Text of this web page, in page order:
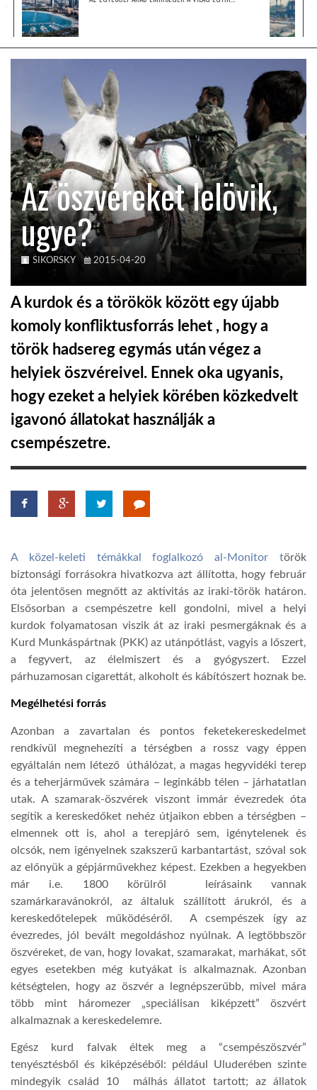
GLOBOTV BP
TROPICALMAGAZIN
GLOBOTV
AFRIKA TUDÁSTÁR
A NAP SZÉPE
LINKTR.EE
GLOBOZSARU
DOBRAVERO.HU
LATIMO.HU
GLOBOBOOK
Az öszvéreket lelövik,
ugye?
SIKORSKY 2015-04-20
A kurdok és a törökök között egy újabb
komoly konfliktusforrás lehet , hogy a
török hadsereg egymás után végez a
helyiek öszvéreivel. Ennek oka ugyanis,
hogy ezeket a helyiek körében közkedvelt
igavonó állatokat használják a
csempészetre.
A közel-keleti témákkal foglalkozó al-Monitor török
biztonsági forrásokra hivatkozva azt állította, hogy február
óta jelentősen megnőtt az aktivitás az iraki-török határon.
Elsősorban a csempészetre kell gondolni, mivel a helyi
kurdok folyamatosan viszik át az iraki pesmergáknak és a
Kurd Munkáspártnak (PKK) az utánpótlást, vagyis a lőszert,
a fegyvert, az élelmiszert és a gyógyszert. Ezzel
párhuzamosan cigarettát, alkoholt és kábítószert hoznak be.
Megélhetési forrás
Azonban a zavartalan és pontos feketekereskedelmet
rendkívül megnehezíti a térségben a rossz vagy éppen
egyáltalán nem létező úthálózat, a magas hegyvidéki terep
és a teherjárművek számára – leginkább télen – járhatatlan
utak. A szamarak-öszvérek viszont immár évezredek óta
segítik a kereskedőket nehéz útjaikon ebben a térségben –
elmennek ott is, ahol a terepjáró sem, igénytelenek és
olcsók, nem igényelnek szakszerű karbantartást, szóval sok
az előnyük a gépjárművekhez képest. Ezekben a hegyekben
már i.e. 1800 körülről leírásaink vannak
szamárkaravánokról, az általuk szállított árukról, és a
kereskedőtelepek működéséről. A csempészek így az
évezredes, jól bevált megoldáshoz nyúlnak. A legtöbbször
öszvéreket, de van, hogy lovakat, szamarakat, marhákat, sőt
egyes esetekben még kutyákat is alkalmaznak. Azonban
kétségtelen, hogy az öszvér a legnépszerűbb, mivel mára
több mint háromezer „speciálisan kiképzett” öszvért
alkalmaznak a kereskedelemre.
Egész kurd falvak éltek meg a “csempészöszvér”
tenyésztésből és kiképzéséből: például Uluderében szinte
mindegyik család 10 málhás állatot tartott; az állatok